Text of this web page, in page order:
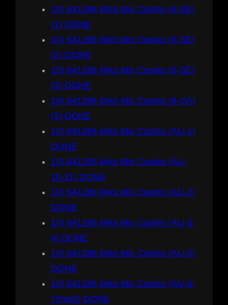
10) 641286 links Mix Casino (6-SE)
(1) DONE
10) 641286 links Mix Casino (6-SE)
(2) DONE
10) 641286 links Mix Casino (6-SE)
(3) DONE
10) 641286 links Mix Casino (8-CA)
(2) DONE
10) 641286 links Mix Casino (AU-1)
DONE
10) 641286 links Mix Casino (AU-
10-11) DONE
10) 641286 links Mix Casino (AU-2)
DONE
10) 641286 links Mix Casino (AU-3-
4) DONE
10) 641286 links Mix Casino (AU-5)
DONE
10) 641286 links Mix Casino (AU-6-
7chast) DONE